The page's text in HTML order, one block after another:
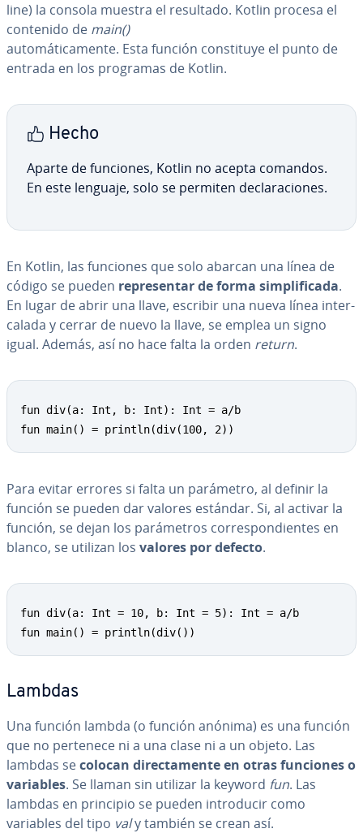
line) la consola muestra el resultado. Kotlin procesa el
contenido de main()
au­to­má­ti­ca­me­n­te. Esta función co­n­s­ti­tu­ye el punto de
entrada en los programas de Kotlin.
Hecho
Aparte de funciones, Kotlin no acepta comandos.
En este lenguaje, solo se permiten de­cla­ra­cio­nes.
En Kotlin, las funciones que solo abarcan una línea de
código se pueden re­pre­se­n­tar de forma si­m­pli­fi­ca­da.
En lugar de abrir una llave, escribir una nueva línea in­te­r­
ca­la­da y cerrar de nuevo la llave, se emplea un signo
igual. Además, así no hace falta la orden return.
fun div(a: Int, b: Int): Int = a/b
fun main() = println(div(100, 2))
Para evitar errores si falta un parámetro, al definir la
función se pueden dar valores estándar. Si, al activar la
función, se dejan los pa­rá­me­tros co­rre­s­po­n­die­n­tes en
blanco, se utilizan los valores por defecto.
fun div(a: Int = 10, b: Int = 5): Int = a/b
fun main() = println(div())
Lambdas
Una función lambda (o función anónima) es una función
que no pertenece ni a una clase ni a un objeto. Las
lambdas secolocan di­re­c­ta­me­n­te en otras funciones o
variables. Se llaman sin utilizar la keyword fun. Las
lambdas en principio se pueden in­tro­du­cir como
variables del tipo valy también se crean así.